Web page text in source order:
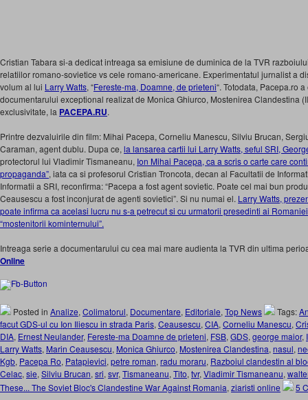
Cristian Tabara si-a dedicat intreaga sa emisiune de duminica de la TVR
relatiilor romano-sovietice vs cele romano-americane. Experimentatul jurnalist a
volum al lui Larry Watts, “Fereste-ma, Doamne, de prieteni“. Totodata, Pacepa.ro
documentarului exceptional realizat de Monica Ghiurco, Mostenirea Clandestina
exclusivitate, la PACEPA.RU.
Printre dezvaluirile din film: Mihai Pacepa, Corneliu Manescu, Silviu Brucan,
Caraman, agent dublu. Dupa ce, la lansarea cartii lui Larry Watts, seful SRI,
protectorul lui Vladimir Tismaneanu, Ion Mihai Pacepa, ca a scris o carte care
propaganda”, iata ca si profesorul Cristian Troncota, decan al Facultatii de
Informatii a SRI, reconfirma: “Pacepa a fost agent sovietic. Poate cel mai bun
Ceausescu a fost inconjurat de agenti sovietici”. Si nu numai el. Larry Watts,
poate infirma ca acelasi lucru nu s-a petrecut si cu urmatorii presedinti ai
“mostenitorii kominternului”.
Intreaga serie a documentarului cu cea mai mare audienta la TVR din ultima
Online
Posted in Analize, Colimatorul, Documentare, Editoriale, Top News Tags:
facut GDS-ul cu Ion Iliescu in strada Paris, Ceausescu, CIA, Corneliu Manescu,
DIA, Ernest Neulander, Fereste-ma Doamne de prieteni, FSB, GDS, george maior,
Larry Watts, Marin Ceausescu, Monica Ghiurco, Mostenirea Clandestina, nasul,
Kgb, Pacepa Ro, Patapievici, petre roman, radu moraru, Razboiul clandestin al
Celac, sie, Silviu Brucan, sri, svr, Tismaneanu, Tito, tvr, Vladimir Tismaneanu,
These... The Soviet Bloc's Clandestine War Against Romania, ziaristi online 5